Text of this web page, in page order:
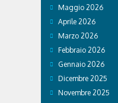
Maggio 2026
Aprile 2026
Marzo 2026
Febbraio 2026
Gennaio 2026
Dicembre 2025
Novembre 2025